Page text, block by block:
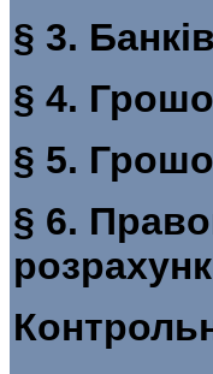
§ 3.
§ 4.
§ 5.
§ 6.